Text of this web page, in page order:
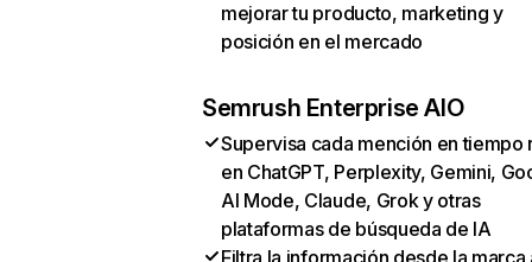
mejorar tu producto, marketing y
posición en el mercado
Semrush Enterprise AIO
Supervisa cada mención en tiempo
en ChatGPT, Perplexity, Gemini,
AI Mode, Claude, Grok y otras
plataformas de búsqueda de IA
Filtra la información desde la marca